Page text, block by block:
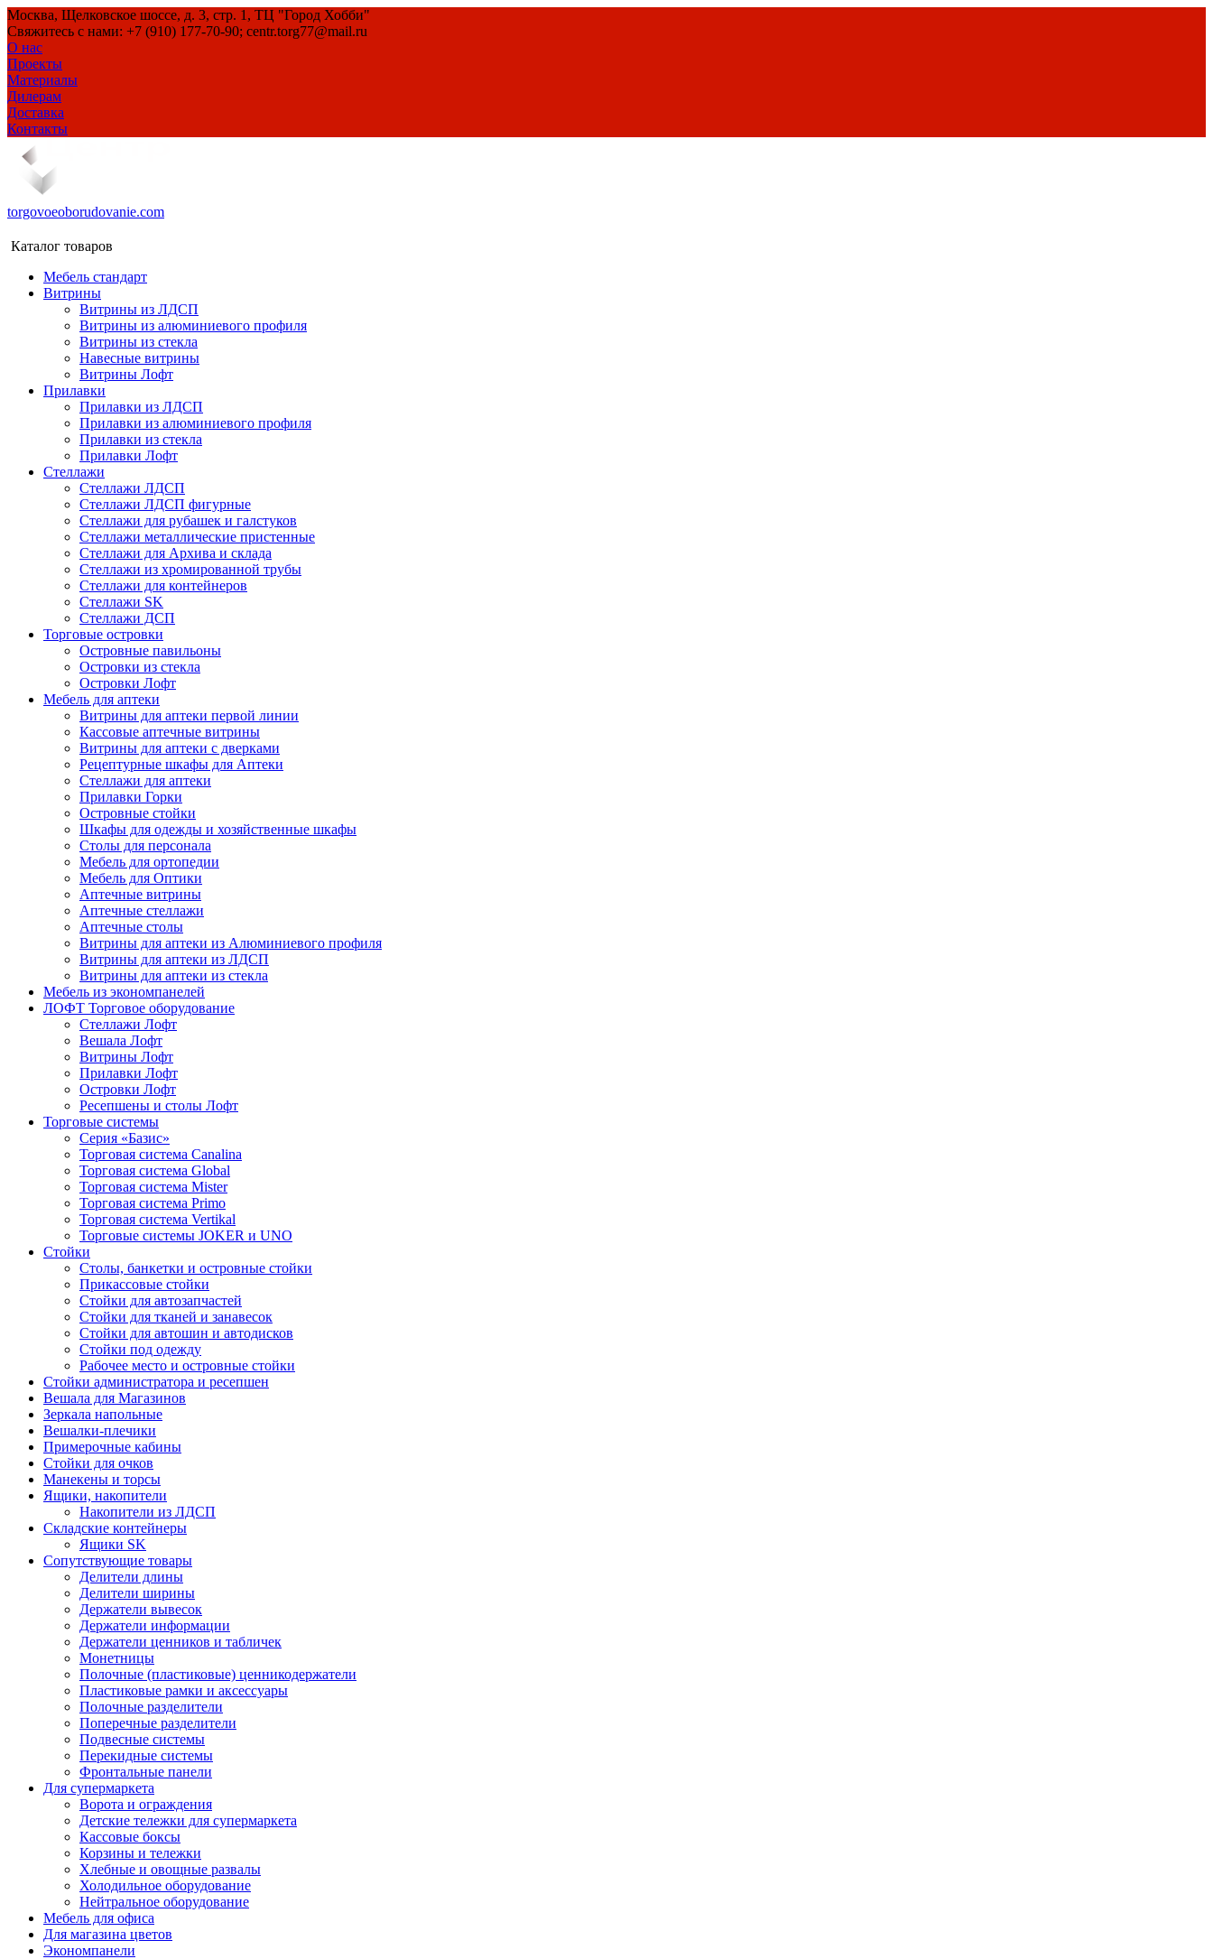
Москва, Щелковское шоссе, д. 3, стр. 1, ТЦ "Город Хобби"
Свяжитесь с нами: +7 (910) 177-70-90; centr.torg77@mail.ru
О нас
Проекты
Материалы
Дилерам
Доставка
Контакты
torgovoeoborudovanie.com
Каталог товаров
Мебель стандарт
Витрины
Витрины из ЛДСП
Витрины из алюминиевого профиля
Витрины из стекла
Навесные витрины
Витрины Лофт
Прилавки
Прилавки из ЛДСП
Прилавки из алюминиевого профиля
Прилавки из стекла
Прилавки Лофт
Стеллажи
Стеллажи ЛДСП
Стеллажи ЛДСП фигурные
Стеллажи для рубашек и галстуков
Стеллажи металлические пристенные
Стеллажи для Архива и склада
Стеллажи из хромированной трубы
Стеллажи для контейнеров
Стеллажи SK
Стеллажи ДСП
Торговые островки
Островные павильоны
Островки из стекла
Островки Лофт
Мебель для аптеки
Витрины для аптеки первой линии
Кассовые аптечные витрины
Витрины для аптеки с дверками
Рецептурные шкафы для Аптеки
Стеллажи для аптеки
Прилавки Горки
Островные стойки
Шкафы для одежды и хозяйственные шкафы
Столы для персонала
Мебель для ортопедии
Мебель для Оптики
Аптечные витрины
Аптечные стеллажи
Аптечные столы
Витрины для аптеки из Алюминиевого профиля
Витрины для аптеки из ЛДСП
Витрины для аптеки из стекла
Мебель из экономпанелей
ЛОФТ Торговое оборудование
Стеллажи Лофт
Вешала Лофт
Витрины Лофт
Прилавки Лофт
Островки Лофт
Ресепшены и столы Лофт
Торговые системы
Серия «Базис»
Торговая система Canalina
Торговая система Global
Торговая система Mister
Торговая система Primo
Торговая система Vertikal
Торговые системы JOKER и UNO
Стойки
Столы, банкетки и островные стойки
Прикассовые стойки
Стойки для автозапчастей
Стойки для тканей и занавесок
Стойки для автошин и автодисков
Стойки под одежду
Рабочее место и островные стойки
Стойки администратора и ресепшен
Вешала для Магазинов
Зеркала напольные
Вешалки-плечики
Примерочные кабины
Стойки для очков
Манекены и торсы
Ящики, накопители
Накопители из ЛДСП
Складские контейнеры
Ящики SK
Сопутствующие товары
Делители длины
Делители ширины
Держатели вывесок
Держатели информации
Держатели ценников и табличек
Монетницы
Полочные (пластиковые) ценникодержатели
Пластиковые рамки и аксессуары
Полочные разделители
Поперечные разделители
Подвесные системы
Перекидные системы
Фронтальные панели
Для супермаркета
Ворота и ограждения
Детские тележки для супермаркета
Кассовые боксы
Корзины и тележки
Хлебные и овощные развалы
Холодильное оборудование
Нейтральное оборудование
Мебель для офиса
Для магазина цветов
Экономпанели